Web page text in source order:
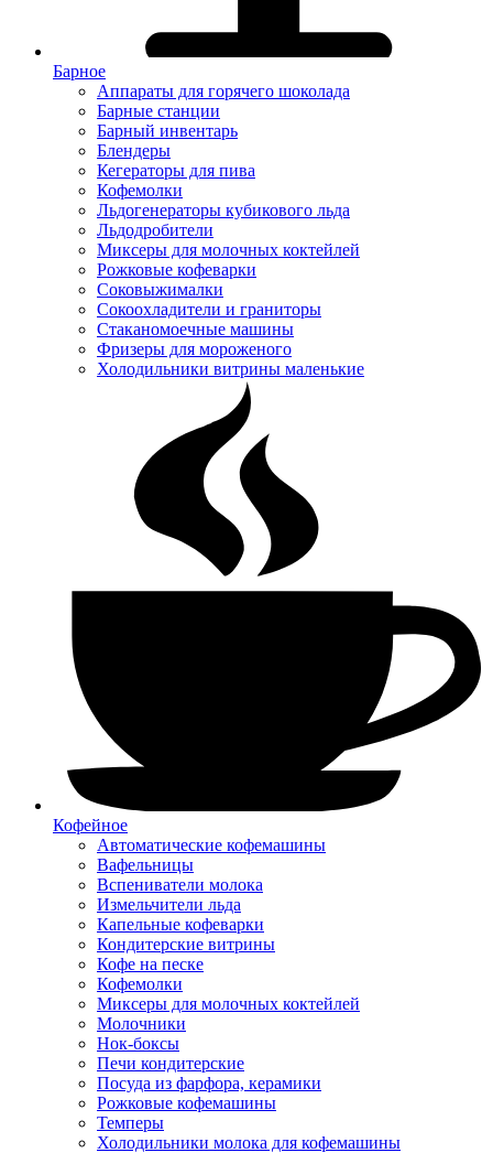
Барное
Аппараты для горячего шоколада
Барные станции
Барный инвентарь
Блендеры
Кегераторы для пива
Кофемолки
Льдогенераторы кубикового льда
Льдодробители
Миксеры для молочных коктейлей
Рожковые кофеварки
Соковыжималки
Сокоохладители и граниторы
Стаканомоечные машины
Фризеры для мороженого
Холодильники витрины маленькие
Кофейное
Автоматические кофемашины
Вафельницы
Вспениватели молока
Измельчители льда
Капельные кофеварки
Кондитерские витрины
Кофе на песке
Кофемолки
Миксеры для молочных коктейлей
Молочники
Нок-боксы
Печи кондитерские
Посуда из фарфора, керамики
Рожковые кофемашины
Темперы
Холодильники молока для кофемашины